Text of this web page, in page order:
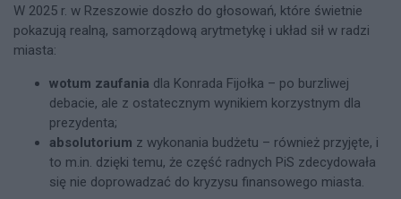
W 2025 r. w Rzeszowie doszło do głosowań, które świetnie
pokazują realną, samorządową arytmetykę i układ sił w radzi
miasta:
wotum zaufania dla Konrada Fijołka – po burzliwej
debacie, ale z ostatecznym wynikiem korzystnym dla
prezydenta;
absolutorium z wykonania budżetu – również przyjęte, i
to m.in. dzięki temu, że część radnych PiS zdecydowała
się nie doprowadzać do kryzysu finansowego miasta.​